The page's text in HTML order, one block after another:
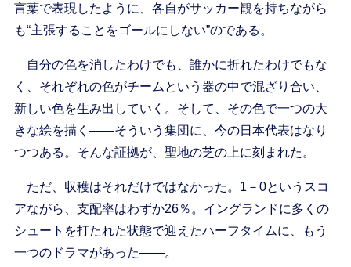
言葉で表現したように、各自がサッカー観を持ちながら
も“主張することをゴールにしない”のである。
自分の色を消したわけでも、誰かに折れたわけでもな
く、それぞれの色がチームという器の中で混ざり合い、
新しい色を生み出していく。そして、その色で一つの大
きな絵を描く——そういう集団に、今の日本代表はなり
つつある。そんな証拠が、聖地の芝の上に刻まれた。
ただ、収穫はそれだけではなかった。1－0というスコ
アながら、支配率はわずか26％。イングランドに多くの
シュートを打たれた状態で迎えたハーフタイムに、もう
一つのドラマがあった——。